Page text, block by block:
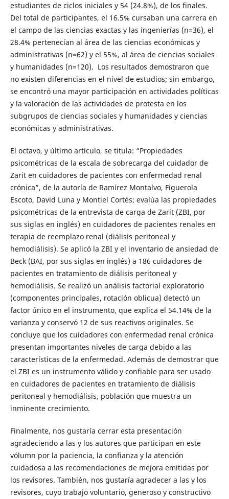
estudiantes de ciclos iniciales y 54 (24.8%), de los finales.
Del total de participantes, el 16.5% cursaban una carrera en
el campo de las ciencias exactas y las ingenierías (n=36), el
28.4% pertenecían al área de las ciencias económicas y
administrativas (n=62) y el 55%, al área de ciencias sociales
y humanidades (n=120). Los resultados demostraron que
no existen diferencias en el nivel de estudios; sin embargo,
se encontró una mayor participación en actividades políticas
y la valoración de las actividades de protesta en los
subgrupos de ciencias sociales y humanidades y ciencias
económicas y administrativas.
El octavo, y último artículo, se titula: “Propiedades
psicométricas de la escala de sobrecarga del cuidador de
Zarit en cuidadores de pacientes con enfermedad renal
crónica”, de la autoría de Ramírez Montalvo, Figuerola
Escoto, David Luna y Montiel Cortés; evalúa las propiedades
psicométricas de la entrevista de carga de Zarit (ZBI, por
sus siglas en inglés) en cuidadores de pacientes renales en
terapia de reemplazo renal (diálisis peritoneal y
hemodiálisis). Se aplicó la ZBI y el inventario de ansiedad de
Beck (BAI, por sus siglas en inglés) a 186 cuidadores de
pacientes en tratamiento de diálisis peritoneal y
hemodiálisis. Se realizó un análisis factorial exploratorio
(componentes principales, rotación oblicua) detectó un
factor único en el instrumento, que explica el 54.14% de la
varianza y conservó 12 de sus reactivos originales. Se
concluye que los cuidadores con enfermedad renal crónica
presentan importantes niveles de carga debido a las
características de la enfermedad. Además de demostrar que
el ZBI es un instrumento válido y confiable para ser usado
en cuidadores de pacientes en tratamiento de diálisis
peritoneal y hemodiálisis, población que muestra un
inminente crecimiento.
Finalmente, nos gustaría cerrar esta presentación
agradeciendo a las y los autores que participan en este
vólumn por la paciencia, la confianza y la atención
cuidadosa a las recomendaciones de mejora emitidas por
los revisores. También, nos gustaría agradecer a las y los
revisores, cuyo trabajo voluntario, generoso y constructivo